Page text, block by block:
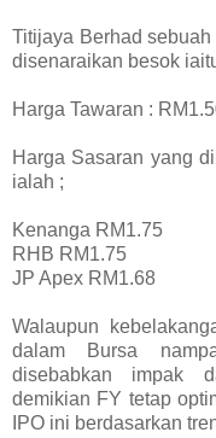
Titijaya Berhad
disenaraikan besok
Harga Tawaran :
Harga Sasaran yang
ialah ;
Kenanga RM1.75
RHB RM1.75
JP Apex RM1.68
Walaupun
dalam Bursa
disebabkan impak
demikian FY tetap
IPO ini berdasarkan